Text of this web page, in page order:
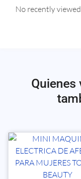
No recently
Quienes